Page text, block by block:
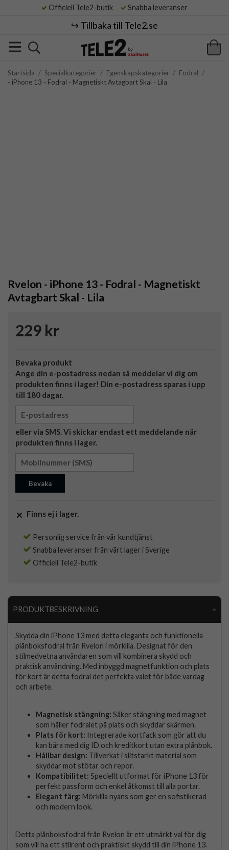
Officiell Tele2-butik Snabba leveranser
↪️ Tillbaka till Tele2.se
Startsida / Specialkategorier / Egenskapskategorier / Fodral /
- iPhone 13 - Fodral - Magnetiskt Avtagbart Skal - Lila
Rvelon - iPhone 13 - Fodral - Magnetiskt
Avtagbart Skal - Lila
229 kr
Bevaka produkt
Ange din e-postadress nedan så meddelar vi dig om
produkten finns i lager! Din e-postadress sparas i upp
till 180 dagar.
eller via SMS. Vi skickar endast ett meddelande när
produkten finns i lager.
Bevaka
Finns ej i lager.
Personlig service från vår kundtjänst
Snabba leveranser från vårt lager i Sverige
Officiell Tele2-butik
PRODUKTBESKRIVNING
Skydda din iPhone 13 med detta eleganta och funktionella
plånboksfodral från Rvelon i mörklila. Designat för den
stilmedvetna användaren som vill kombinera skydd och
praktisk användning. Med inbyggd magnetfunktion och plats
för kort är detta fodral det perfekta valet för både vardag
och arbete.
Magnetisk stängning: Säker stängning med magnet
som håller fodralet på plats och skyddar skärmen.
Plats för kort: Integrerade kortfack som gör att du
kan bära med dig ID och kreditkort utan extra plånbok.
Hållbar design: Tillverkat i slitstarkt material som
skyddar mot stötar och repor.
Kompatibilitet: Speciellt utformat för iPhone 13 för
perfekt passform och enkel åtkomst till alla portar.
Elegant färg: Mörklila nyans som ger en sofistikerad
och modern look.
Detta plånboksfodral från Rvelon är ett utmärkt val för dig
som vill ha ett stilrent och praktiskt skydd till din iPhone 13.